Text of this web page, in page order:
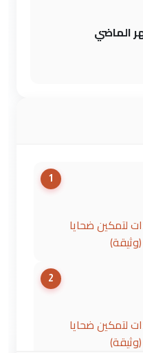
الماضي
1
لتمكين ضحايا
2
لتمكين ضحايا